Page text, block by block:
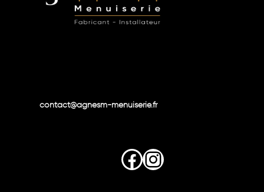
contact@agnesm-menuiserie.fr
Facebook
Instagram